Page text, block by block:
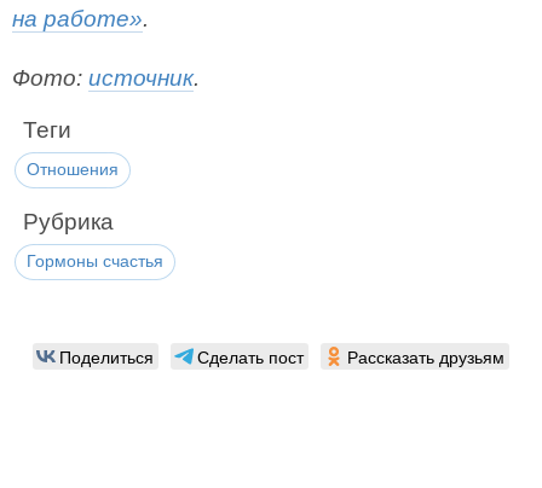
на работе».
Фото: источник.
Теги
Отношения
Рубрика
Гормоны счастья
Поделиться Сделать пост Рассказать друзьям